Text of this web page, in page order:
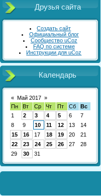
Друзья сайта
Создать сайт
Официальный блог
Сообщество uCoz
FAQ по системе
Инструкции для uCoz
Календарь
« Май 2017 »
Пн
Вт Ср Чт Пт Сб
Вс
1
2 3 4 5 6
7
8
9 10 11 12 13
14
15
16 17 18 19 20
21
22
23 24 25 26 27
28
29
30 31